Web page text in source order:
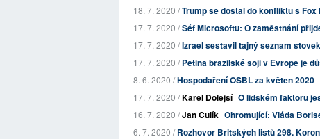
18. 7. 2020 /Trump se dostal do konfliktu s
17. 7. 2020 /Šéf Microsoftu: O zaměstnání
17. 7. 2020 /Izrael sestavil tajný seznam
17. 7. 2020 /Pětina brazilské soji v Evropě je
8. 6. 2020 /Hospodaření OSBL za květen 2020
17. 7. 2020 /Karel Dolejší O lidském faktoru
16. 7. 2020 /Jan Čulík Ohromující: Vláda
6. 7. 2020 /Rozhovor Britských listů 298.